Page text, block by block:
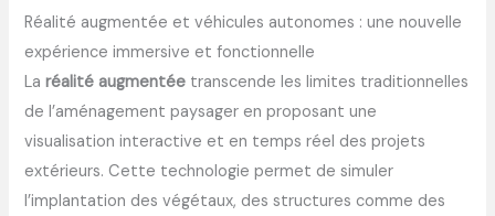
Réalité augmentée et véhicules autonomes : une nouvelle
expérience immersive et fonctionnelle
Laréalité augmentée transcende les limites traditionnelles
de l’aménagement paysager en proposant une
visualisation interactive et en temps réel des projets
extérieurs. Cette technologie permet de simuler
l’implantation des végétaux, des structures comme des